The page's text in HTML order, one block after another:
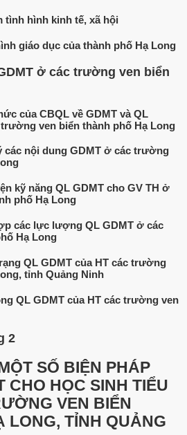
tình hình kinh tế, xã hội
giáo dục của thành phố Hạ Long
ở các trường ven biển
của CBQL về GDMT và QL
ven biển thành phố Hạ Long
các nội dung GDMT ở các trường
kỹ năng QL GDMT cho GV TH ở
phố Hạ Long
các lực lượng QL GDMT ở các
Hạ Long
QL GDMT của HT các trường
tỉnh Quảng Ninh
QL GDMT của HT các trường ven
2
SỐ BIỆN PHÁP
CHO HỌC SINH TIỂU
VEN BIỂN
LONG, TỈNH QUẢNG